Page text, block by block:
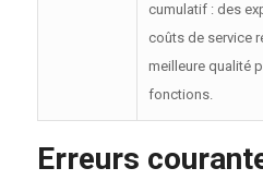
cumulatif : des
coûts de service
meilleure qualité
fonctions.
Erreurs